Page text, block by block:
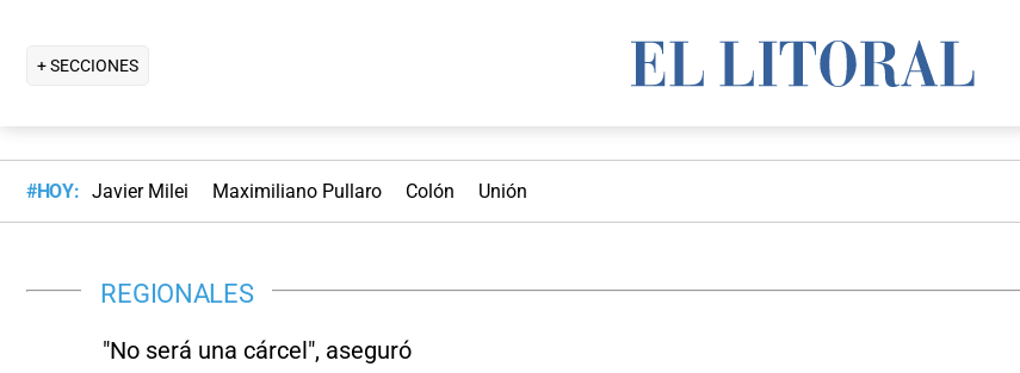
+ SECCIONES
#HOY: Javier Milei Maximiliano Pullaro Colón Unión
REGIONALES
"No será una cárcel", aseguró